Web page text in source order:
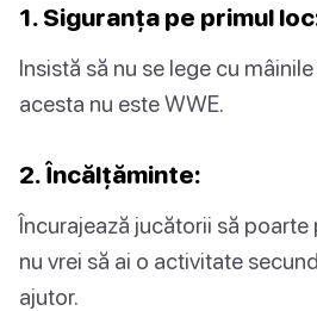
1. Siguranța pe primul
Insistă să nu se lege cu
acesta nu este WWE.
2. Încălțăminte:
Încurajează jucătorii să
nu vrei să ai o activitate
ajutor.